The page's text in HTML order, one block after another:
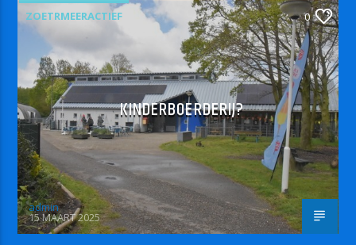
ZOETRMEERACTIEF 0
KINDERBOERDERIJ?
admin
15 MAART 2025